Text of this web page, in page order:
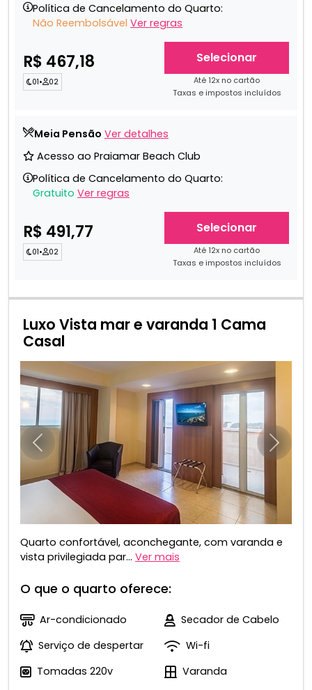
Política de Cancelamento do Quarto:
Não Reembolsável Ver regras
R$ 467,18
01• 02
Selecionar
Até 12x no cartão
Taxas e impostos incluídos
Meia Pensão Ver detalhes
Acesso ao Praiamar Beach Club
Política de Cancelamento do Quarto:
Gratuito Ver regras
R$ 491,77
01• 02
Selecionar
Até 12x no cartão
Taxas e impostos incluídos
Luxo Vista mar e varanda 1 Cama
Casal
Anterior
Quarto confortável, aconchegante, com varanda e
vista privilegiada par... Ver mais
O que o quarto oferece:
Ar-condicionado
Secador de Cabelo
Serviço de despertar
Wi-fi
Tomadas 220v
Varanda